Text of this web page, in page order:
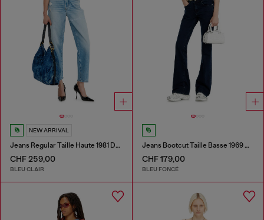
NEW ARRIVAL
Jeans Regular Taille Haute 1981 D-Went
CHF 259,00
BLEU CLAIR
Jeans Bootcut Taille Basse 1969 D-Ebbey
CHF 179,00
BLEU FONCÉ